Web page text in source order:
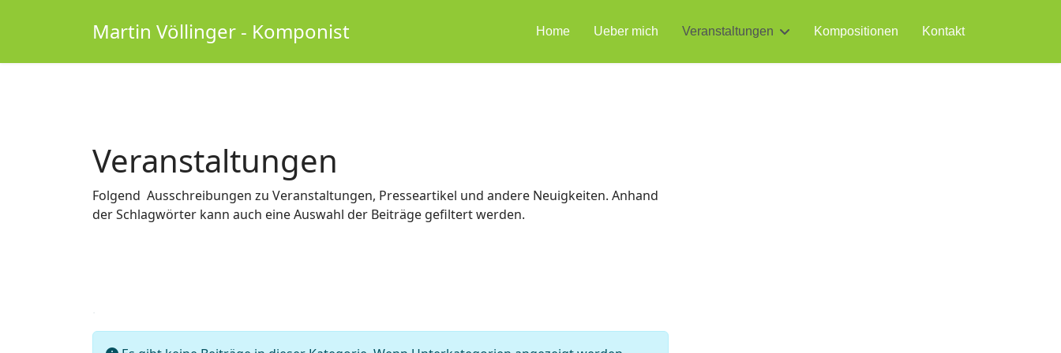
Martin Völlinger - Komponist Home Ueber mich Veranstaltungen Kompositionen Kontakt
Veranstaltungen
Folgend Ausschreibungen zu Veranstaltungen, Presseartikel und andere Neuigkeiten. Anhand
der Schlagwörter kann auch eine Auswahl der Beiträge gefiltert werden.